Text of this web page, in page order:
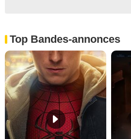
Top Bandes-annonces